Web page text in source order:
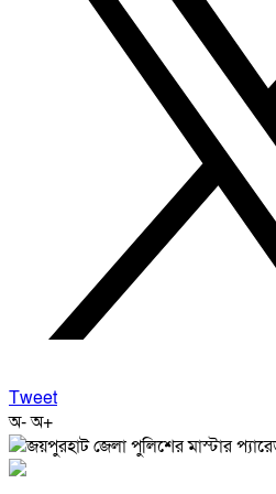
Tweet
অ-অ+